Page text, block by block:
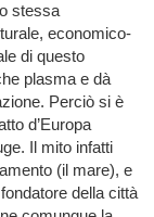
stessa
economico-
di questo
plasma e dà
Perciò si è
d’Europa
Il mito infatti
(il mare), e
della città